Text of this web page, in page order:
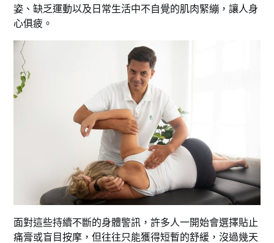
姿、缺乏運動以及日常生活中不自覺的肌肉緊繃，讓人身
心俱疲。
面對這些持續不斷的身體警訊，許多人一開始會選擇貼止
痛膏或盲目按摩，但往往只能獲得短暫的舒緩，沒過幾天